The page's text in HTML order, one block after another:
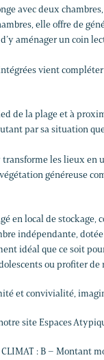
avec deux
elle offre de
aménager un coin
vient
de la plage et à
par sa situation
les lieux en
généreuse
en local de stockage,
indépendante,
idéal que ce soit
ou profiter
et convivialité,
site Espaces
CLIMAT : B – Montant